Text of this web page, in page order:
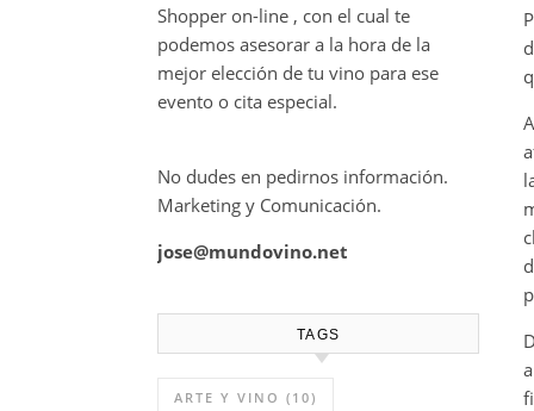
Shopper on-line , con el cual te
podemos asesorar a la hora de la
mejor elección de tu vino para ese
evento o cita especial.
No dudes en pedirnos información.
Marketing y Comunicación.
jose@mundovino.net
TAGS
ARTE Y VINO (10)